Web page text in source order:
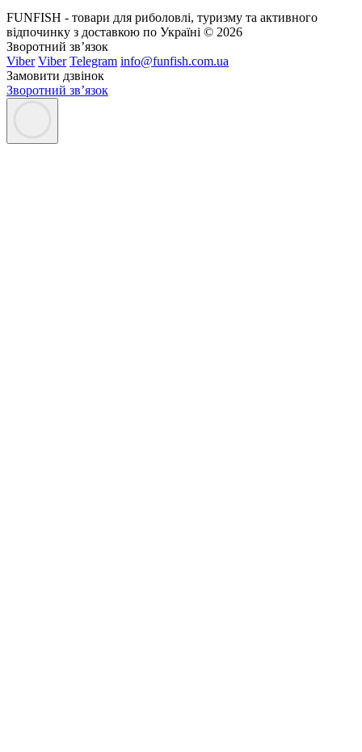
FUNFISH - товари для риболовлі, туризму та активного
відпочинку з доставкою по Україні © 2026
Зворотний зв’язок
Viber Viber Telegram info@funfish.com.ua
Замовити дзвінок
Зворотний зв’язок